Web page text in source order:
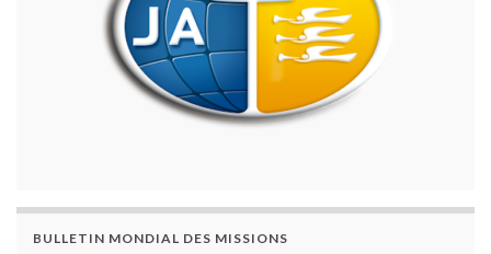
BULLETIN MONDIAL DES MISSIONS